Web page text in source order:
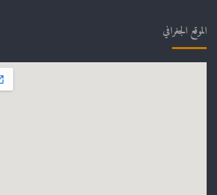
الموقع الجغرافي